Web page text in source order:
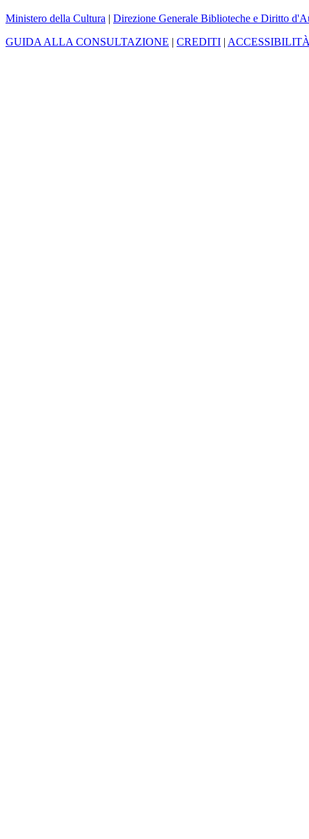
Ministero della Cultura | Direzione Generale Biblioteche e Diritto
GUIDA ALLA CONSULTAZIONE | CREDITI |